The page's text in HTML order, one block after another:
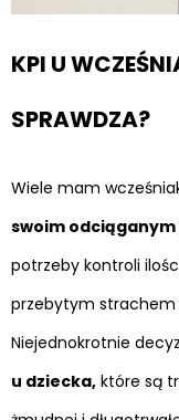
KPI U
SPRAWDZA?
Wiele mam
swoim
potrzeby kontroli
przebytym strachem
Niejednokrotnie
u dziecka, które są